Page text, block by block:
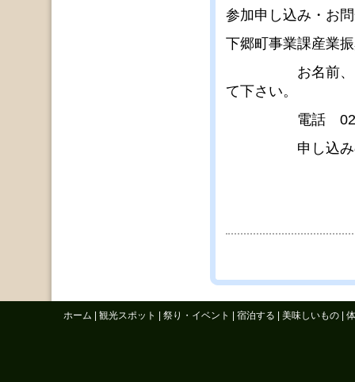
参加申し込み・お
下郷町事業課産業
お名前、ご住所
て下さい。
電話 0241-
申し込みの締
ホーム 観光スポット 祭り・イベント 宿泊する 美味しいもの